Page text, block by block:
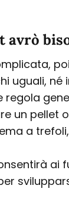
avrò
uguali, né
regola
un pellet
a
ai